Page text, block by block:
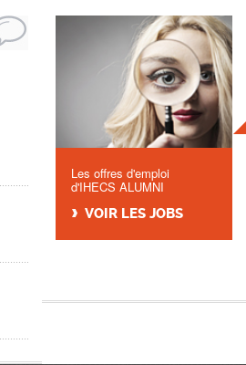
Les offres d'emploi
d'IHECS ALUMNI
VOIR LES JOBS